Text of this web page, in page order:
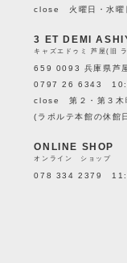
close 火曜日・水曜
3 ET DEMI
キャズエドゥミ 芦屋(旧
659 0093 兵庫県芦
0797 26 6343
close 第２・第３木
(ラポルテ本館の休館
ONLINE SHOP
オンライン ショップ
078 334 2379